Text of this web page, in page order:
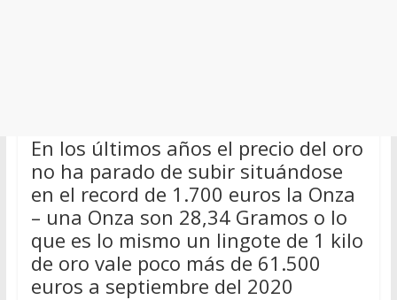
En los últimos años el precio del oro
no ha parado de subir situándose
en el record de 1.700 euros la Onza
– una Onza son 28,34 Gramos o lo
que es lo mismo un lingote de 1 kilo
de oro vale poco más de 61.500
euros a septiembre del 2020